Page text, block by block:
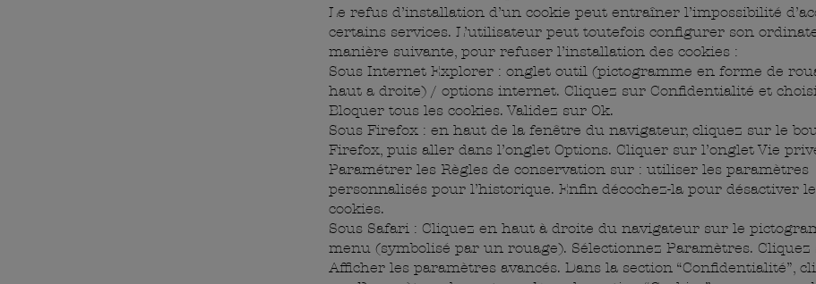
Le refus d’installation d’un cookie peut entraîner l’impossibilité
certains services. L’utilisateur peut toutefois configurer son
manière suivante, pour refuser l’installation des cookies :
Sous Internet Explorer : onglet outil (pictogramme en forme de
haut a droite) / options internet. Cliquez sur Confidentialité et
Bloquer tous les cookies. Validez sur Ok.
Sous Firefox : en haut de la fenêtre du navigateur, cliquez sur le
Firefox, puis aller dans l’onglet Options. Cliquer sur l’onglet Vie
Paramétrer les Règles de conservation sur : utiliser les paramètres
personnalisés pour l’historique. Enfin décochez-la pour désactiver
cookies.
Sous Safari : Cliquez en haut à droite du navigateur sur le
menu (symbolisé par un rouage). Sélectionnez Paramètres. Cliquez
Afficher les paramètres avancés. Dans la section “Confidentialité”,